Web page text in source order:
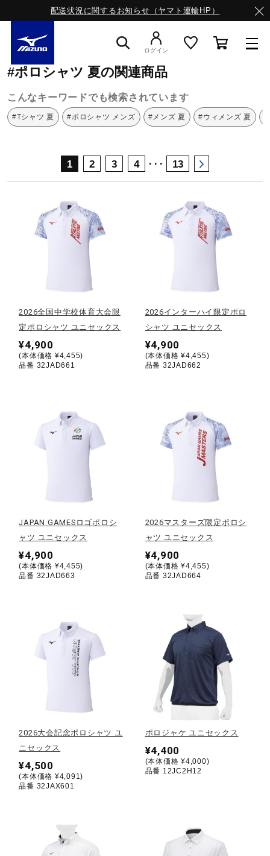
配送状況に関するお知らせ（ヤマト運輸HP）
ライフスタイルウエア
ランニング
サッカー／フットサル
トレーニング
野球
ゴルフ
バレーボール
テニス／ソフトテニス
バドミントン
陸上競技
ソフトボール
ウィンタースポーツ
ワーキング
ウォーキングシューズ
ログイン
ミズノ公式オンライン
#ポロシャツ 夏の関連商品
こんなキーワードでも検索されています
#Tシャツ 夏 #ポロシャツ メンズ #メンズ 夏 #ウィメンズ 夏
1 2 3 4 ･･･ 13
2026全国中学校体育大会限
定ポロシャツ ユニセックス
¥4,900
(本体価格 ¥4,455)
品番 32JAD661
2026インターハイ限定ポロ
シャツ ユニセックス
¥4,900
(本体価格 ¥4,455)
品番 32JAD662
JAPAN GAMESロゴポロシ
ャツ ユニセックス
¥4,900
(本体価格 ¥4,455)
品番 32JAD663
2026マスターズ限定ポロシ
ャツ ユニセックス
¥4,900
(本体価格 ¥4,455)
品番 32JAD664
2026大会記念ポロシャツ ユ
ニセックス
¥4,500
(本体価格 ¥4,091)
品番 32JAX601
ポロジャケ ユニセックス
¥4,400
(本体価格 ¥4,000)
品番 12JC2H12